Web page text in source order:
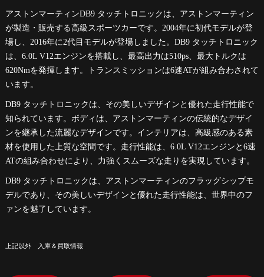
アストンマーティンDB9 タッチトロニックは、アストンマーティン
が製造・販売する高級スポーツカーです。2004年に初代モデルが登
場し、2016年に2代目モデルが登場しました。DB9 タッチトロニック
は、6.0L V12エンジンを搭載し、最高出力は510ps、最大トルクは
620Nmを発揮します。トランスミッションは6速ATが組み合わされて
います。
DB9 タッチトロニックは、その美しいデザインと優れた走行性能で
知られています。ボディは、アストンマーティンの伝統的なデザイ
ンを継承した流麗なデザインです。インテリアは、高級感のある素
材を使用した上質な空間です。走行性能は、6.0L V12エンジンと6速
ATの組み合わせにより、力強くスムーズな走りを実現しています。
DB9 タッチトロニックは、アストンマーティンのフラッグシップモ
デルであり、その美しいデザインと優れた走行性能は、世界中のフ
ァンを魅了しています。
上記以外 入庫＆買取情報